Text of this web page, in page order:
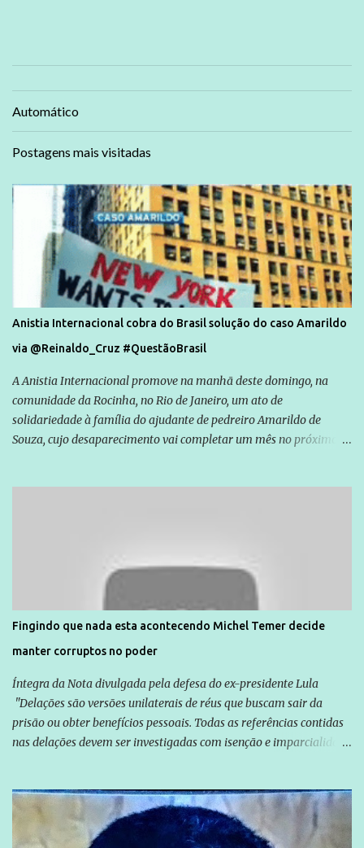
Automático
Postagens mais visitadas
Anistia Internacional cobra do Brasil solução do caso Amarildo
via @Reinaldo_Cruz #QuestãoBrasil
A Anistia Internacional promove na manhã deste domingo, na
comunidade da Rocinha, no Rio de Janeiro, um ato de
solidariedade à família do ajudante de pedreiro Amarildo de
Souza, cujo desaparecimento vai completar um mês no próximo
são vítimas de violência, estão em situação de risco ou têm seus
direitos violados. Leia mais: Anistia Internacional cobra do Brasil
solução do caso Amarildo - Terra Brasil
Fingindo que nada esta acontecendo Michel Temer decide
manter corruptos no poder
Íntegra da Nota divulgada pela defesa do ex-presidente Lula
"Delações são versões unilaterais de réus que buscam sair da
prisão ou obter benefícios pessoais. Todas as referências contidas
nas delações devem ser investigadas com isenção e imparcialidade
Globo manteve com o Grupo Odebrecht, citada na delação de
Emílio Odebrecht. Lula sempre atuou para promover o Brasil no
exterior, e não para promover determinadas empresas ou